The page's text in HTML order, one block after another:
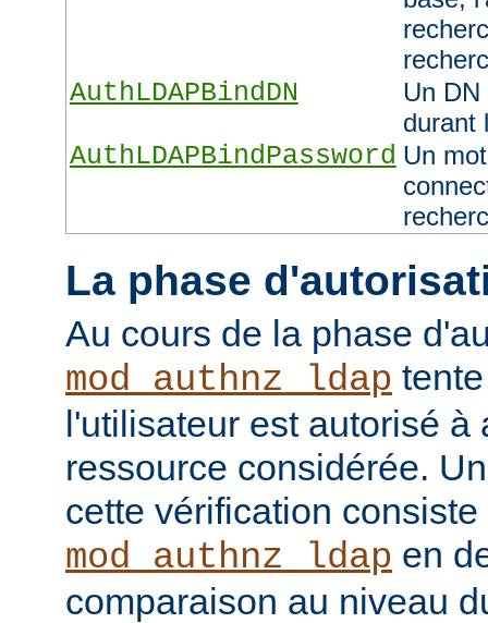
AuthLDAPBindDN
Un
durant
AuthLDAPBindPassword Un
La phase
Au cours de la phase
mod_authnz_ldap
l'utilisateur est autorisé à
ressource considérée.
cette vérification consiste
mod_authnz_ldap en
comparaison au niveau